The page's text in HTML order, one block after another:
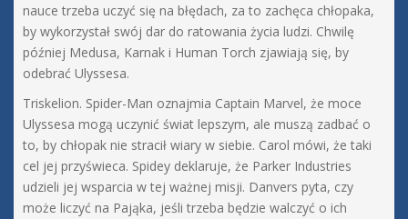
nauce trzeba uczyć się na błędach, za to zachęca chłopaka,
by wykorzystał swój dar do ratowania życia ludzi. Chwilę
później Medusa, Karnak i Human Torch zjawiają się, by
odebrać Ulyssesa.
Triskelion. Spider-Man oznajmia Captain Marvel, że moce
Ulyssesa mogą uczynić świat lepszym, ale muszą zadbać o
to, by chłopak nie stracił wiary w siebie. Carol mówi, że taki
cel jej przyświeca. Spidey deklaruje, że Parker Industries
udzieli jej wsparcia w tej ważnej misji. Danvers pyta, czy
może liczyć na Pająka, jeśli trzeba będzie walczyć o ich